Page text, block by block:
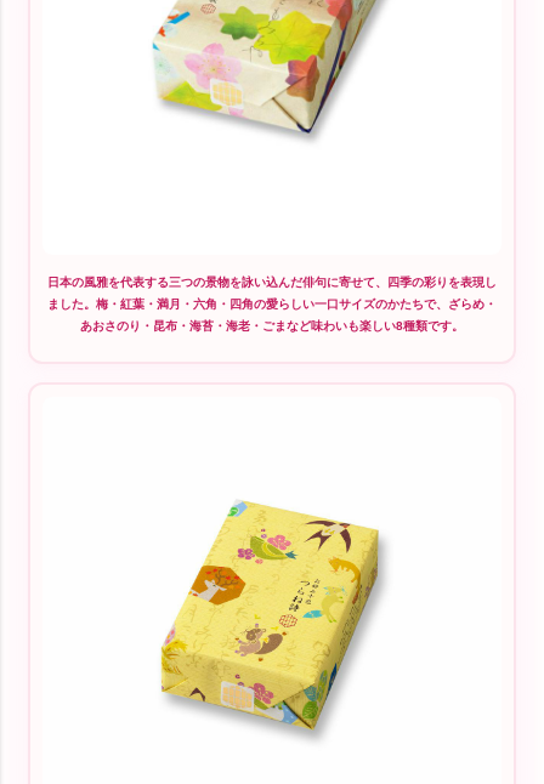
日本の風雅を代表する三つの景物を詠い込んだ俳句に寄せて、四季の彩りを表現し
ました。梅・紅葉・満月・六角・四角の愛らしい一口サイズのかたちで、ざらめ・
あおさのり・昆布・海苔・海老・ごまなど味わいも楽しい8種類です。